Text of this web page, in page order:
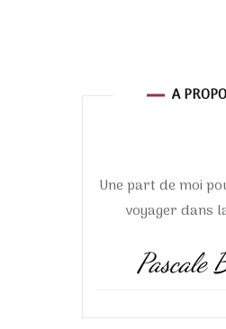
A
Une part de moi
voyager dans
Pascale